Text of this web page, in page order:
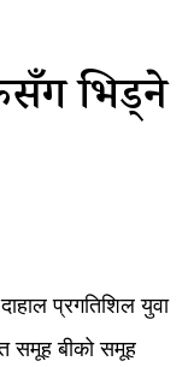
भिड्ने
प्रगतिशिल युवा
समूह बीको समूह